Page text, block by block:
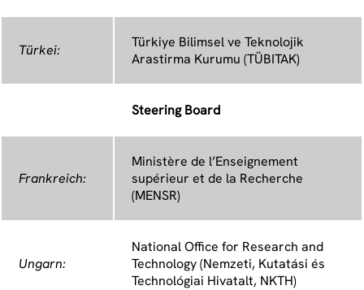
Türkei:
Türkiye Bilimsel ve Teknolojik
Arastirma Kurumu (TÜBITAK)
Steering Board
Frankreich:
Ministère de l’Enseignement
supérieur et de la Recherche
(MENSR)
Ungarn:
National Office for Research and
Technology (Nemzeti, Kutatási és
Technológiai Hivatalt, NKTH)